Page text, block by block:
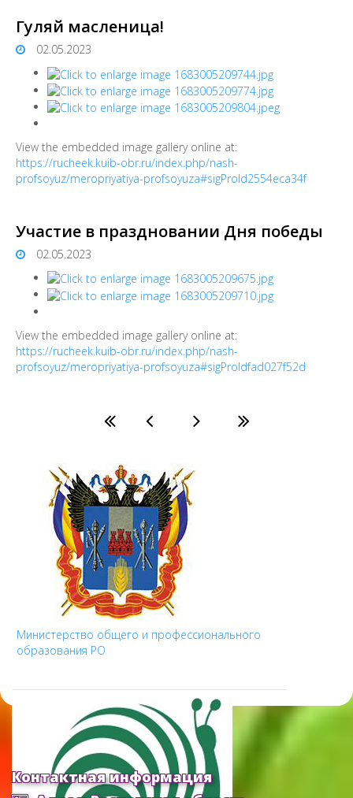
Гуляй масленица!
02.05.2023
View the embedded image gallery online at:
https://rucheek.kuib-obr.ru/index.php/nash-
profsoyuz/meropriyatiya-profsoyuza#sigProId2554eca34f
Участие в праздновании Дня победы
02.05.2023
View the embedded image gallery online at:
https://rucheek.kuib-obr.ru/index.php/nash-
profsoyuz/meropriyatiya-profsoyuza#sigProIdfad027f52d
Министерство общего и профессионального
образования РО
Контактная информация